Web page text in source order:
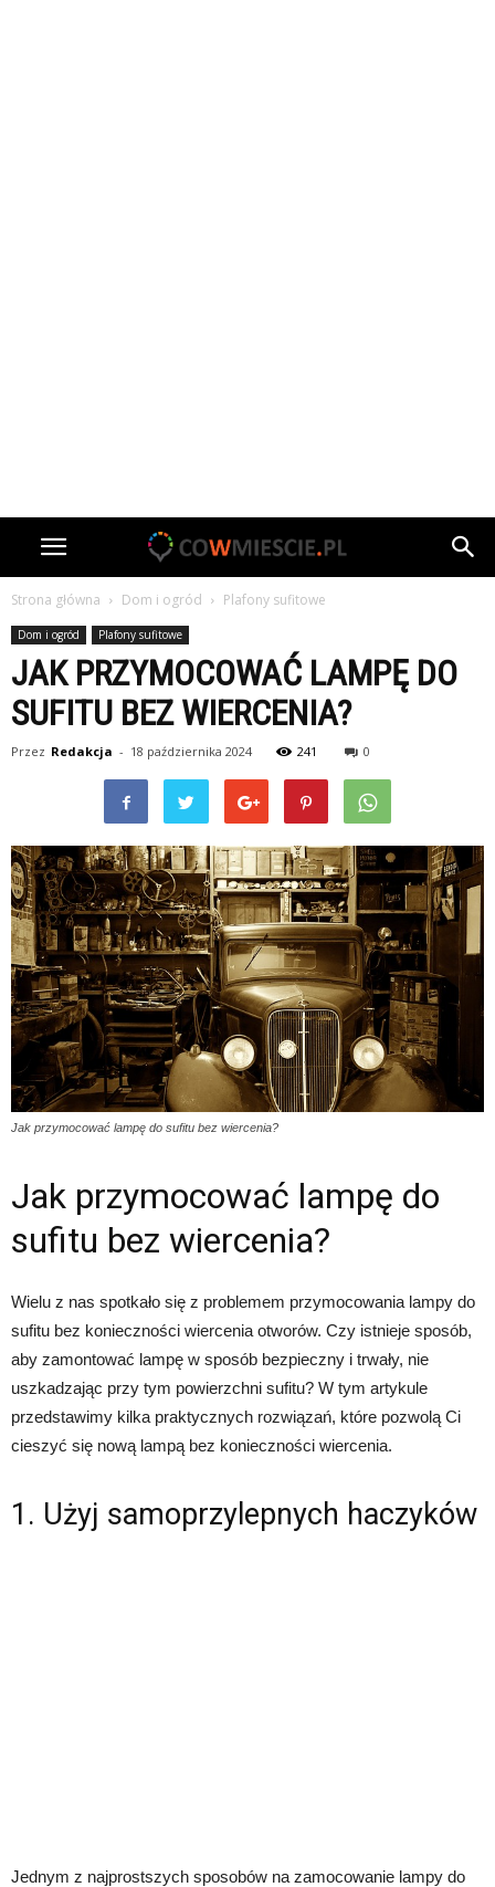
Strona główna Dom i ogród Plafony sufitowe
Dom i ogród Plafony sufitowe
JAK PRZYMOCOWAĆ LAMPĘ DO
SUFITU BEZ WIERCENIA?
Przez Redakcja - 18 października 2024 241 0
Jak przymocować lampę do sufitu bez wiercenia?
Jak przymocować lampę do
sufitu bez wiercenia?
Wielu z nas spotkało się z problemem przymocowania lampy do
sufitu bez konieczności wiercenia otworów. Czy istnieje sposób,
aby zamontować lampę w sposób bezpieczny i trwały, nie
uszkadzając przy tym powierzchni sufitu? W tym artykule
przedstawimy kilka praktycznych rozwiązań, które pozwolą Ci
cieszyć się nową lampą bez konieczności wiercenia.
1. Użyj samoprzylepnych haczyków
Jednym z najprostszych sposobów na zamocowanie lampy do